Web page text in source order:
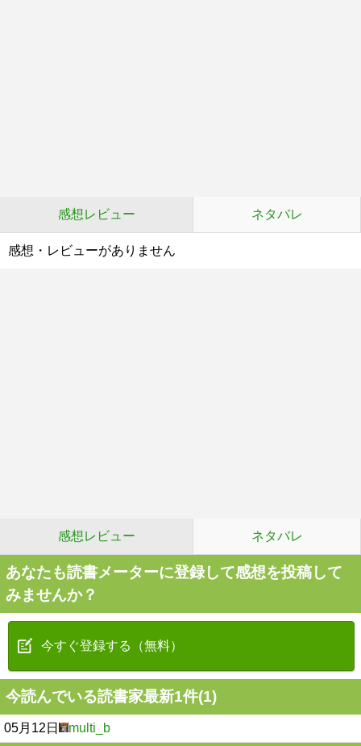
感想レビュー ネタバレ
感想・レビューがありません
感想レビュー ネタバレ
あなたも読書メーターに登録して感想を投稿して
みませんか？
今すぐ登録する（無料）
今読んでいる読書家最新1件(1)
05月12日 multi_b